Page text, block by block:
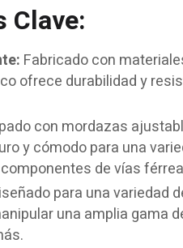
Clave:
Fabricado con
ofrece durabilidad y
con mordazas
y cómodo para una
de vías
para una variedad
una amplia gama